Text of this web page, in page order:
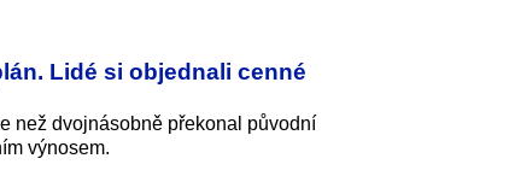
Lidé si objednali cenné
než dvojnásobně překonal původní
výnosem.